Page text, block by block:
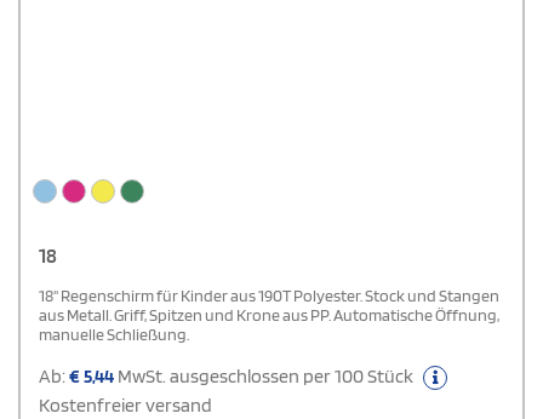
18
18'' Regenschirm für Kinder aus 190T Polyester. Stock und Stangen
aus Metall. Griff, Spitzen und Krone aus PP. Automatische Öffnung,
manuelle Schließung.
Ab:€5,44 MwSt. ausgeschlossen per 100 Stück
Kostenfreier versand